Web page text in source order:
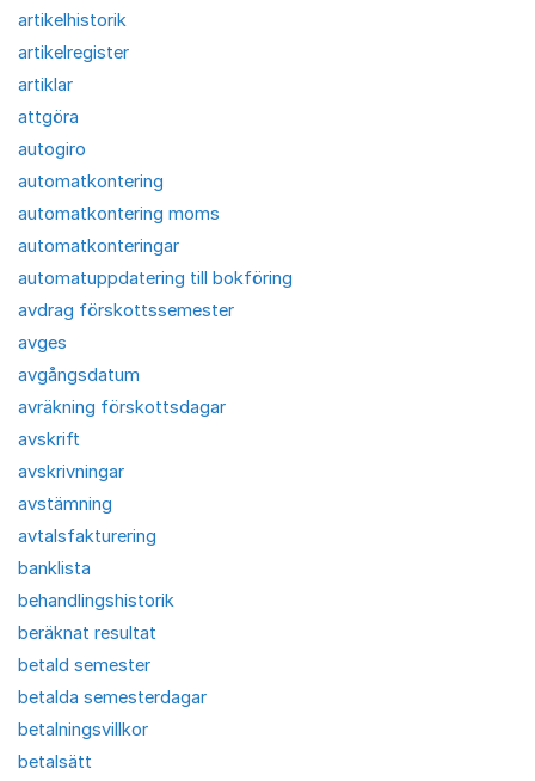
artikelhistorik
artikelregister
artiklar
attgöra
autogiro
automatkontering
automatkontering moms
automatkonteringar
automatuppdatering till bokföring
avdrag förskottssemester
avges
avgångsdatum
avräkning förskottsdagar
avskrift
avskrivningar
avstämning
avtalsfakturering
banklista
behandlingshistorik
beräknat resultat
betald semester
betalda semesterdagar
betalningsvillkor
betalsätt